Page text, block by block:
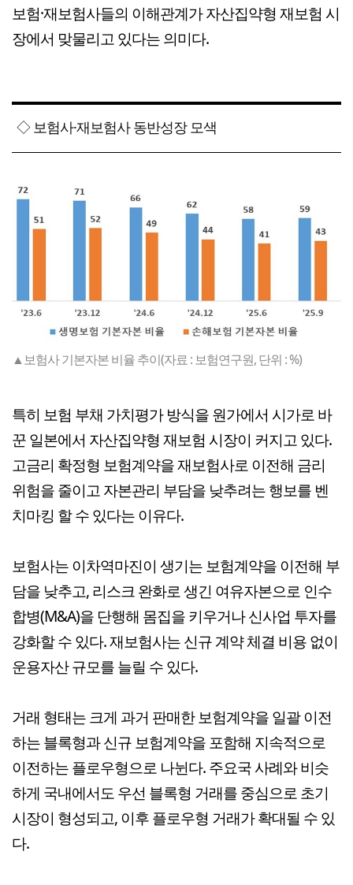
보험·재보험사들의 이해관계가 자산집약형 재보험 시
장에서 맞물리고 있다는 의미다.
◇ 보험사·재보험사 동반성장 모색
▲보험사 기본자본 비율 추이(자료 : 보험연구원, 단위 : %)
특히 보험 부채 가치평가 방식을 원가에서 시가로 바
꾼 일본에서 자산집약형 재보험 시장이 커지고 있다.
고금리 확정형 보험계약을 재보험사로 이전해 금리
위험을 줄이고 자본관리 부담을 낮추려는 행보를 벤
치마킹 할 수 있다는 이유다.
보험사는 이차역마진이 생기는 보험계약을 이전해 부
담을 낮추고, 리스크 완화로 생긴 여유자본으로 인수
합병(M&A)을 단행해 몸집을 키우거나 신사업 투자를
강화할 수 있다. 재보험사는 신규 계약 체결 비용 없이
운용자산 규모를 늘릴 수 있다.
거래 형태는 크게 과거 판매한 보험계약을 일괄 이전
하는 블록형과 신규 보험계약을 포함해 지속적으로
이전하는 플로우형으로 나뉜다. 주요국 사례와 비슷
하게 국내에서도 우선 블록형 거래를 중심으로 초기
시장이 형성되고, 이후 플로우형 거래가 확대될 수 있
다.